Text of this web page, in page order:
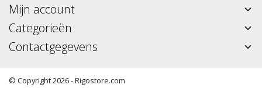
Mijn account
Categorieën
Contactgegevens
© Copyright 2026 - Rigostore.com